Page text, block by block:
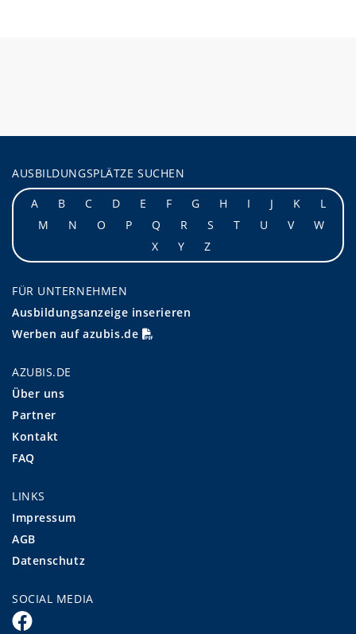
AUSBILDUNGSPLÄTZE SUCHEN
A
B C D E F G H I J K
L
M
N O P Q R S T U V
W
X
Y Z
FÜR UNTERNEHMEN
Ausbildungsanzeige inserieren
Werben auf azubis.de
AZUBIS.DE
Über uns
Partner
Kontakt
FAQ
LINKS
Impressum
AGB
Datenschutz
SOCIAL MEDIA